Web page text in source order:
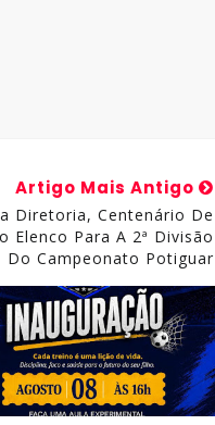
Artigo Mais Antigo
Diretoria, Centenário De
Elenco Para A 2ª Divisão
Do Campeonato Potiguar